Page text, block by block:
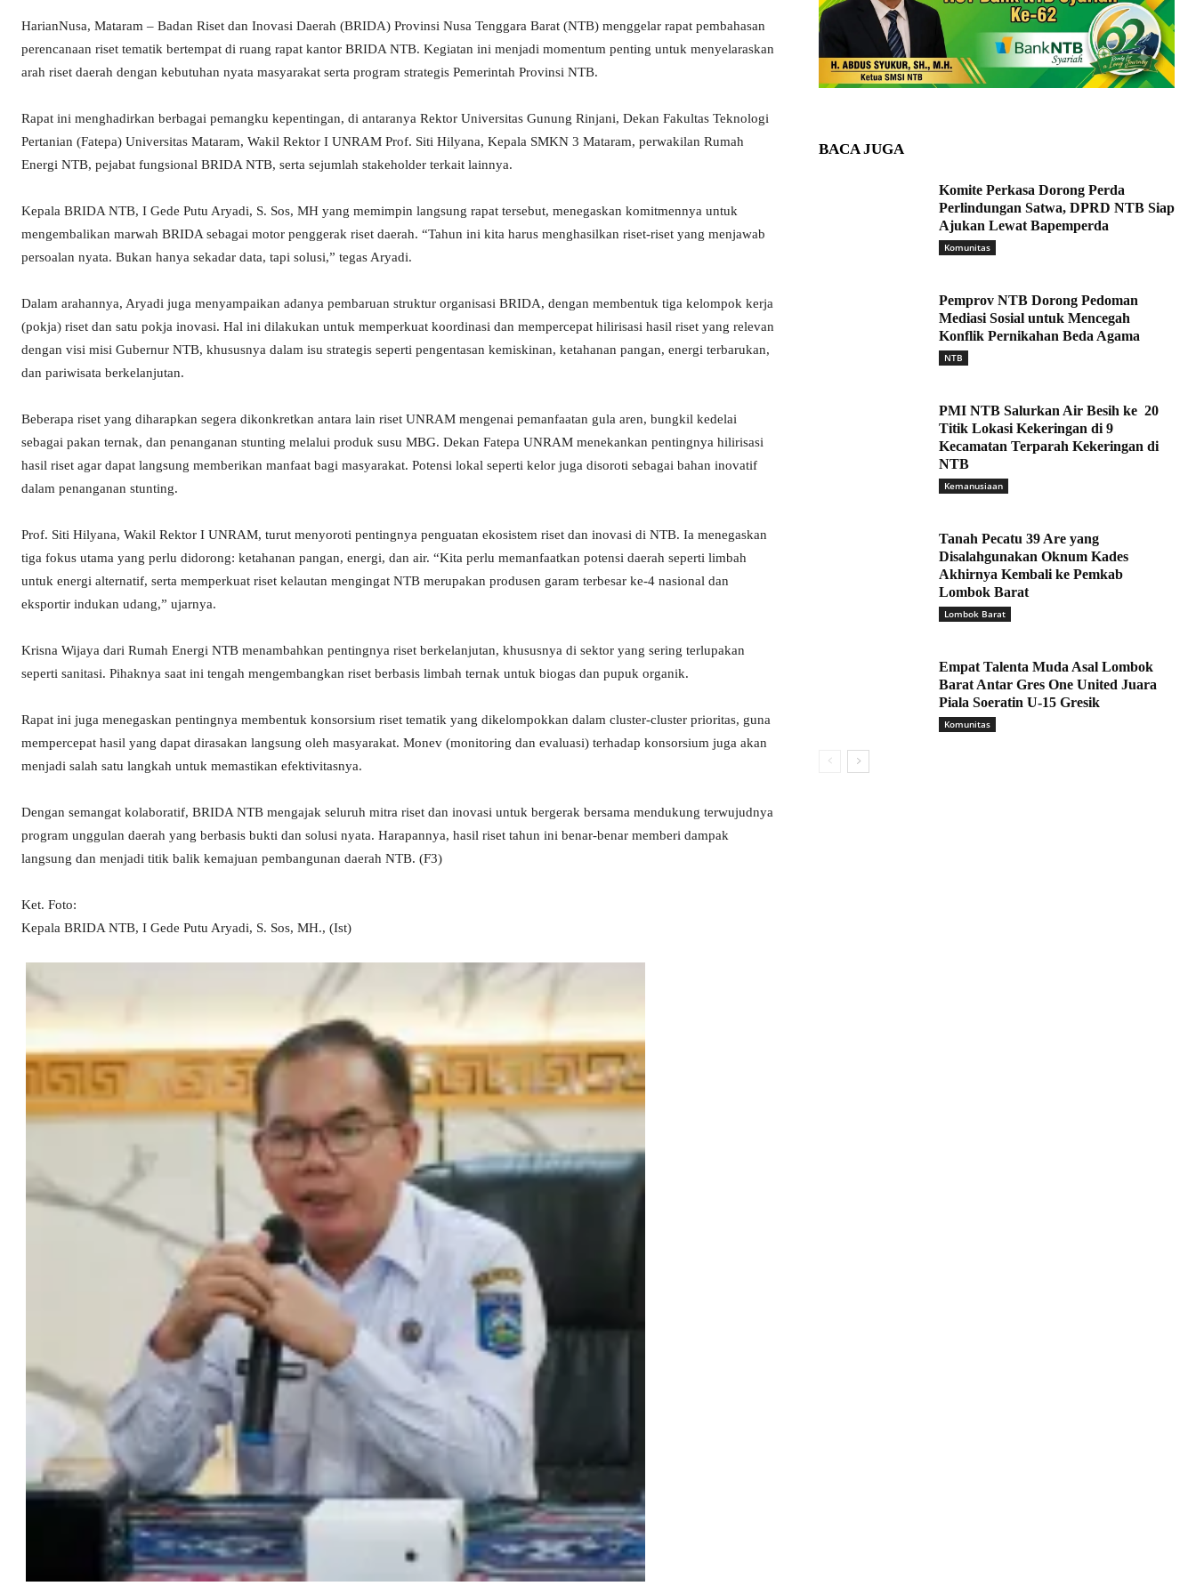
HarianNusa, Mataram – Badan Riset dan Inovasi Daerah (BRIDA) Provinsi Nusa Tenggara Barat (NTB) menggelar rapat pembahasan
perencanaan riset tematik bertempat di ruang rapat kantor BRIDA NTB. Kegiatan ini menjadi momentum penting untuk menyelaraskan
arah riset daerah dengan kebutuhan nyata masyarakat serta program strategis Pemerintah Provinsi NTB.
Rapat ini menghadirkan berbagai pemangku kepentingan, di antaranya Rektor Universitas Gunung Rinjani, Dekan Fakultas Teknologi
Pertanian (Fatepa) Universitas Mataram, Wakil Rektor I UNRAM Prof. Siti Hilyana, Kepala SMKN 3 Mataram, perwakilan Rumah
Energi NTB, pejabat fungsional BRIDA NTB, serta sejumlah stakeholder terkait lainnya.
Kepala BRIDA NTB, I Gede Putu Aryadi, S. Sos, MH yang memimpin langsung rapat tersebut, menegaskan komitmennya untuk
mengembalikan marwah BRIDA sebagai motor penggerak riset daerah. “Tahun ini kita harus menghasilkan riset-riset yang menjawab
persoalan nyata. Bukan hanya sekadar data, tapi solusi,” tegas Aryadi.
Dalam arahannya, Aryadi juga menyampaikan adanya pembaruan struktur organisasi BRIDA, dengan membentuk tiga kelompok kerja
(pokja) riset dan satu pokja inovasi. Hal ini dilakukan untuk memperkuat koordinasi dan mempercepat hilirisasi hasil riset yang relevan
dengan visi misi Gubernur NTB, khususnya dalam isu strategis seperti pengentasan kemiskinan, ketahanan pangan, energi terbarukan,
dan pariwisata berkelanjutan.
Beberapa riset yang diharapkan segera dikonkretkan antara lain riset UNRAM mengenai pemanfaatan gula aren, bungkil kedelai
sebagai pakan ternak, dan penanganan stunting melalui produk susu MBG. Dekan Fatepa UNRAM menekankan pentingnya hilirisasi
hasil riset agar dapat langsung memberikan manfaat bagi masyarakat. Potensi lokal seperti kelor juga disoroti sebagai bahan inovatif
dalam penanganan stunting.
Prof. Siti Hilyana, Wakil Rektor I UNRAM, turut menyoroti pentingnya penguatan ekosistem riset dan inovasi di NTB. Ia menegaskan
tiga fokus utama yang perlu didorong: ketahanan pangan, energi, dan air. “Kita perlu memanfaatkan potensi daerah seperti limbah
untuk energi alternatif, serta memperkuat riset kelautan mengingat NTB merupakan produsen garam terbesar ke-4 nasional dan
eksportir indukan udang,” ujarnya.
Krisna Wijaya dari Rumah Energi NTB menambahkan pentingnya riset berkelanjutan, khususnya di sektor yang sering terlupakan
seperti sanitasi. Pihaknya saat ini tengah mengembangkan riset berbasis limbah ternak untuk biogas dan pupuk organik.
Rapat ini juga menegaskan pentingnya membentuk konsorsium riset tematik yang dikelompokkan dalam cluster-cluster prioritas, guna
mempercepat hasil yang dapat dirasakan langsung oleh masyarakat. Monev (monitoring dan evaluasi) terhadap konsorsium juga akan
menjadi salah satu langkah untuk memastikan efektivitasnya.
Dengan semangat kolaboratif, BRIDA NTB mengajak seluruh mitra riset dan inovasi untuk bergerak bersama mendukung terwujudnya
program unggulan daerah yang berbasis bukti dan solusi nyata. Harapannya, hasil riset tahun ini benar-benar memberi dampak
langsung dan menjadi titik balik kemajuan pembangunan daerah NTB. (F3)
Ket. Foto:
Kepala BRIDA NTB, I Gede Putu Aryadi, S. Sos, MH., (Ist)
BACA JUGA
Komite Perkasa Dorong Perda
Perlindungan Satwa, DPRD NTB Siap
Ajukan Lewat Bapemperda
Komunitas
Pemprov NTB Dorong Pedoman
Mediasi Sosial untuk Mencegah
Konflik Pernikahan Beda Agama
NTB
PMI NTB Salurkan Air Besih ke 20
Titik Lokasi Kekeringan di 9
Kecamatan Terparah Kekeringan di
NTB
Kemanusiaan
Tanah Pecatu 39 Are yang
Disalahgunakan Oknum Kades
Akhirnya Kembali ke Pemkab
Lombok Barat
Lombok Barat
Empat Talenta Muda Asal Lombok
Barat Antar Gres One United Juara
Piala Soeratin U-15 Gresik
Komunitas